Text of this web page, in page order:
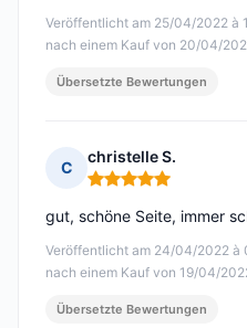
Veröffentlicht am 25/04/2022 à
nach einem Kauf von 20/04/
Übersetzte Bewertungen
C
christelle S.
Hinweis: 5 von 5
Veröffentlicht am 24/04/2022 à
nach einem Kauf von 19/04/
gut, schöne Seite, immer
Übersetzte Bewertungen